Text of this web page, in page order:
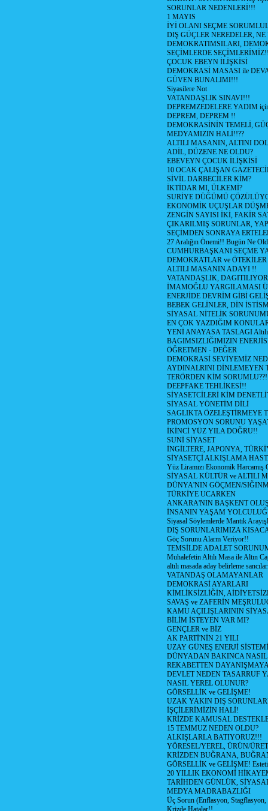
SORUNLAR NEDENLERİ!!!
1 MAYIS
İYİ OLANI SEÇME
DIŞ GÜÇLER NEREDELER,
DEMOKRATIMSILARI,
SEÇİMLERDE
ÇOCUK EBEYN İLİŞKİSİ
DEMOKRASİ MASASI ile
GÜVEN BUNALIMI!!!
Siyasilere Not
VATANDAŞLIK SINAVI!!!
DEPREMZEDELERE YADIM
DEPREM, DEPREM !!
DEMOKRASİNİN TEMELİ,
MEDYAMIZIN HALİ!!??
ALTILI MASANIN, ALTINI
ADİL, DÜZENE NE OLDU?
EBEVEYN ÇOCUK İLİŞKİSİ
10 OCAK ÇALIŞAN
SİVİL DARBECİLER KİM?
İKTİDAR MI, ÜLKEMİ?
SURİYE DÜĞÜMÜ
EKONOMİK UÇUŞLAR
ZENGİN SAYISI İKİ, FAKİR
ÇIKARILMIŞ SORUNLAR,
SEÇİMDEN SONRAYA
27 Aralığın Önemi!! Bugün Ne
CUMHURBAŞKANI SEÇME
DEMOKRATLAR ve ÖTEKİLER
ALTILI MASANIN ADAYI !!
VATANDAŞLIK,
İMAMOĞLU YARGILAMASI
ENERJİDE DEVRİM GİBİ
BEBEK GELİNLER, DİN
SİYASAL NİTELİK
EN ÇOK YAZDIĞIM
YENİ ANAYASA TASLAGI Altılı
BAGIMSIZLIĞIMIZIN
ÖĞRETMEN - DEĞER
DEMOKRASİ SEVİYEMİZ
AYDINALRINI DİNLEMEYEN
TERÖRDEN KİM
DEEPFAKE TEHLİKESİ!!
SİYASETCİLERİ KİM
SİYASAL YÖNETİM DİLİ
SAGLIKTA ÖZELEŞTİRMEYE
PROMOSYON SORUNU
İKİNCİ YÜZ YILA DOĞRU!!
SUNİ SİYASET
İNGİLTERE, JAPONYA,
SİYASETÇİ ALKIŞLAMA
Yüz Liramızı Ekonomik Harcamış
SİYASAL KÜLTÜR ve ALTILI
DÜNYA'NIN GÖÇMEN/
TÜRKİYE UCARKEN
ANKARA'NIN BAŞKENT
İNSANIN YAŞAM
Siyasal Söylemlerde Mantık
DIŞ SORUNLARIMIZA
Göç Sorunu Alarm Veriyor!!
TEMSİLDE ADALET
Muhalefetin Altılı Masa ile Altın
altılı masada aday belirleme
VATANDAŞ OLAMAYANLAR
DEMOKRASİ AYARLARI
KİMLİKSİZLİĞİN,
SAVAŞ ve ZAFERİN
KAMU AÇILIŞLARININ
BİLİM İSTEYEN VAR MI?
GENÇLER ve BİZ
AK PARTİ'NİN 21 YILI
UZAY GÜNEŞ ENERJİ SİSTEMİ
DÜNYADAN BAKINCA
REKABETTEN
DEVLET NEDEN TASARRUF
NASIL YEREL OLUNUR?
GÖRSELLİK ve GELİŞME!
UZAK YAKIN DIŞ
İŞÇİLERİMİZİN HALİ!
KRİZDE KAMUSAL
15 TEMMUZ NEDEN OLDU?
ALKIŞLARLA BATIYORUZ!!!
YÖRESEL/YEREL, ÜRÜN/
KRİZDEN BUĞRANA,
GÖRSELLİK ve GELİŞME!
20 YILLIK EKONOMİ
TARİHDEN GÜNLÜK,
MEDYA MADRABAZLIĞI
Üç Sorun (Enflasyon, Stagflasyon,
Krizde Hatalar!!